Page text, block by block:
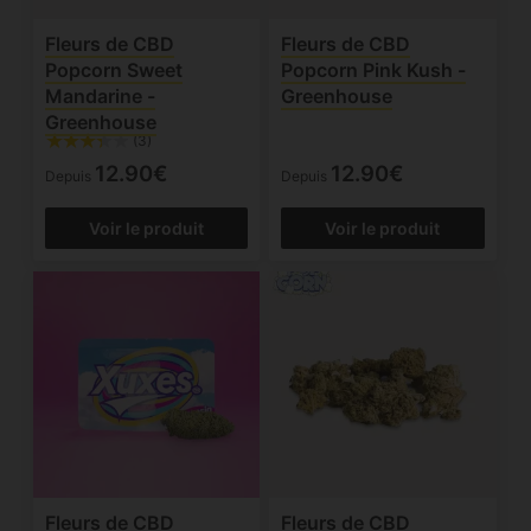
Fleurs de CBD
Popcorn Sweet
Mandarine -
Greenhouse
(3)
Depuis 12.90€
Voir le produit
Fleurs de CBD
Popcorn Pink Kush -
Greenhouse
Depuis 12.90€
Voir le produit
Fleurs de CBD Fleurs de CBD